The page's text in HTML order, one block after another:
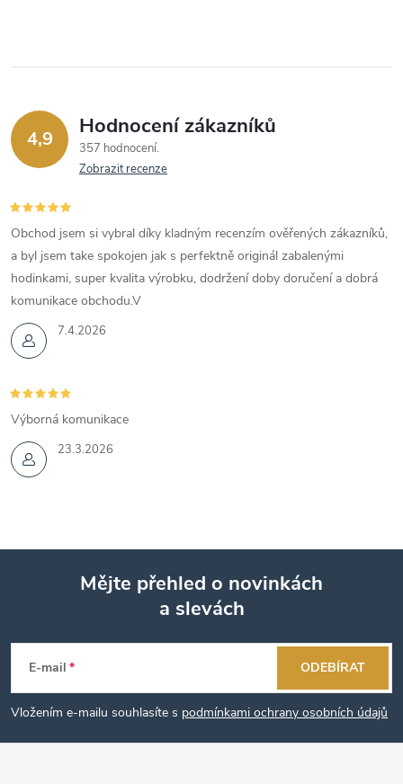
4,9 Hodnocení zákazníků
357 hodnocení
Zobrazit recenze
7.4.2026
Obchod jsem si vybral díky kladným recenzím ověřených zákazníků,
a byl jsem take spokojen jak s perfektně originál zabalenými
hodinkami, super kvalita výrobku, dodržení doby doručení a dobrá
komunikace obchodu.V
23.3.2026
Výborná komunikace
p
a
Mějte přehled o novinkách
a slevách
E-mail
Vložením e-mailu souhlasíte s podmínkami ochrany osobních údajů
ODEBÍRAT